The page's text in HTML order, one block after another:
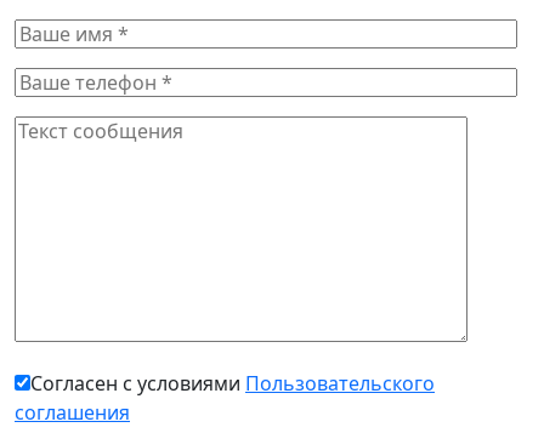
Согласен с условиями Пользовательского
соглашения